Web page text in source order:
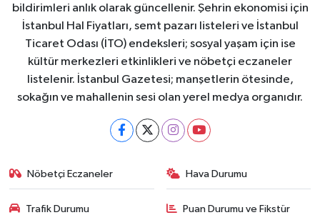
bildirimleri anlık olarak güncellenir. Şehrin ekonomisi için
İstanbul Hal Fiyatları, semt pazarı listeleri ve İstanbul
Ticaret Odası (İTO) endeksleri; sosyal yaşam için ise
kültür merkezleri etkinlikleri ve nöbetçi eczaneler
listelenir. İstanbul Gazetesi; manşetlerin ötesinde,
sokağın ve mahallenin sesi olan yerel medya organıdır.
Nöbetçi Eczaneler Hava Durumu
Trafik Durumu Puan Durumu ve Fikstür